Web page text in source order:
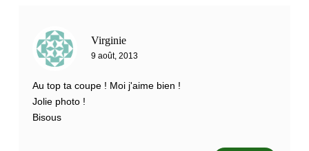
Virginie
9 août, 2013
Au top ta coupe ! Moi j'aime bien !
Jolie photo !
Bisous